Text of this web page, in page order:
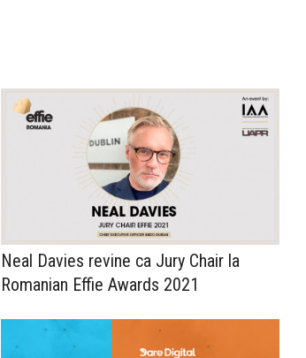
Neal Davies revine ca Jury Chair la
Romanian Effie Awards 2021